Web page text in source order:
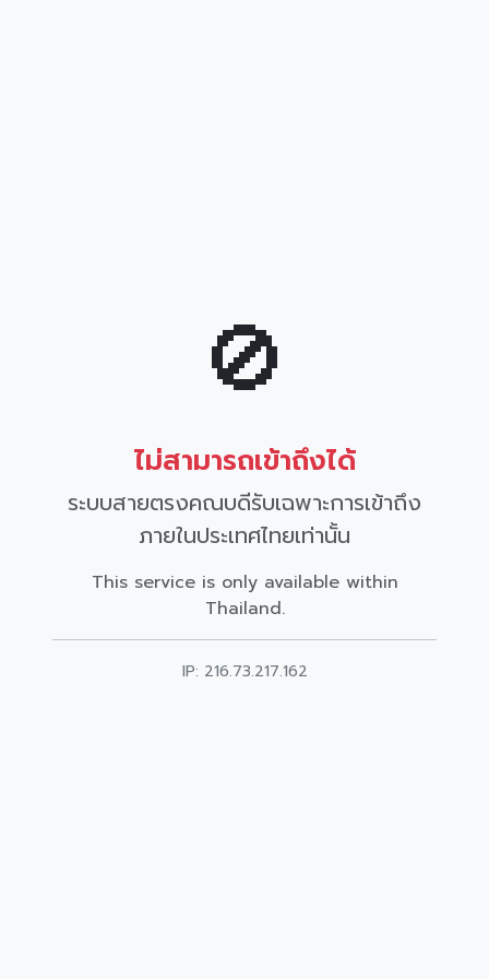
🚫
ไม่สามารถเข้าถึงได้
ระบบสายตรงคณบดีรับเฉพาะการเข้าถึง
ภายในประเทศไทยเท่านั้น
This service is only available within
Thailand.
IP: 216.73.217.162